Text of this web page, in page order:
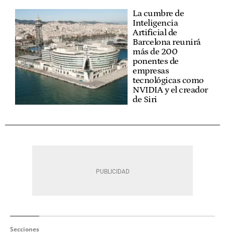
La cumbre de
Inteligencia
Artificial de
Barcelona reunirá
más de 200
ponentes de
empresas
tecnológicas como
NVIDIA y el creador
de Siri
Secciones